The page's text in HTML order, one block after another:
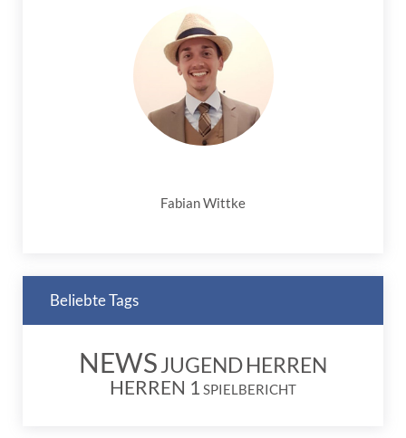
Fabian Wittke
Beliebte Tags
NEWSJUGENDHERREN
HERREN 1 SPIELBERICHT